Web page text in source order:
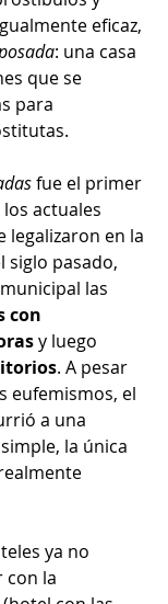
eficaz,
: una casa
que se
para
fue el primer
actuales
legalizaron en la
siglo pasado,
las
con
y luego
. A pesar
eufemismos, el
a una
la única
ya no
con la